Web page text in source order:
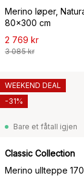
Merino løper,
80x300 cm
2 769 kr
3 085 kr
Bare et fåtall igjen
Classic Collection
Merino ullteppe
WEEKEND DEAL
-31%